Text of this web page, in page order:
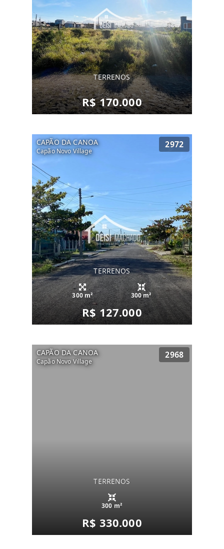
TERRENOS
R$ 170.000
CAPÃO DA CANOA
Capão Novo Village
2972
TERRENOS
300 m² 300 m²
R$ 127.000
CAPÃO DA CANOA
Capão Novo Village
2968
TERRENOS
300 m²
R$ 330.000